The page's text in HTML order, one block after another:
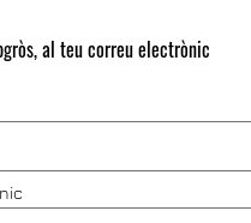
al teu correu electrònic